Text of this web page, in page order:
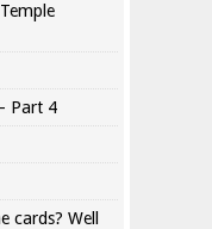
Part 4
cards? Well